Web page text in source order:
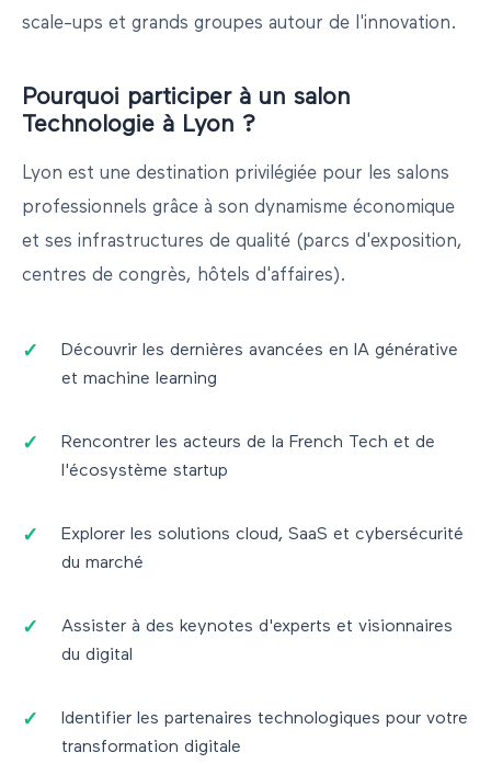
scale-ups et grands groupes autour de l'innovation.
Pourquoi participer à un salon
Technologie à Lyon ?
Lyon est une destination privilégiée pour les salons
professionnels grâce à son dynamisme économique
et ses infrastructures de qualité (parcs d'exposition,
centres de congrès, hôtels d'affaires).
Découvrir les dernières avancées en IA générative
et machine learning
Rencontrer les acteurs de la French Tech et de
l'écosystème startup
Explorer les solutions cloud, SaaS et cybersécurité
du marché
Assister à des keynotes d'experts et visionnaires
du digital
Identifier les partenaires technologiques pour votre
transformation digitale